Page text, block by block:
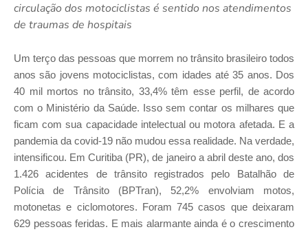
circulação dos motociclistas é sentido nos atendimentos
de traumas de hospitais
Um terço das pessoas que morrem no trânsito brasileiro todos
anos são jovens motociclistas, com idades até 35 anos. Dos
40 mil mortos no trânsito, 33,4% têm esse perfil, de acordo
com o Ministério da Saúde. Isso sem contar os milhares que
ficam com sua capacidade intelectual ou motora afetada. E a
pandemia da covid-19 não mudou essa realidade. Na verdade,
intensificou. Em Curitiba (PR), de janeiro a abril deste ano, dos
1.426 acidentes de trânsito registrados pelo Batalhão de
Polícia de Trânsito (BPTran), 52,2% envolviam motos,
motonetas e ciclomotores. Foram 745 casos que deixaram
629 pessoas feridas. E mais alarmante ainda é o crescimento